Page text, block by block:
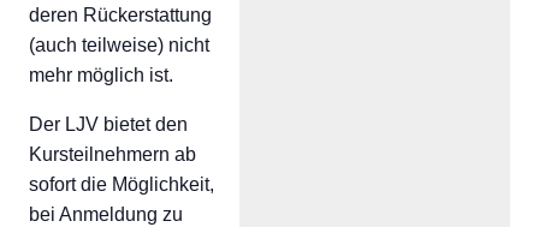
deren Rückerstattung
(auch teilweise) nicht
mehr möglich ist.
Der LJV bietet den
Kursteilnehmern ab
sofort die Möglichkeit,
bei Anmeldung zu